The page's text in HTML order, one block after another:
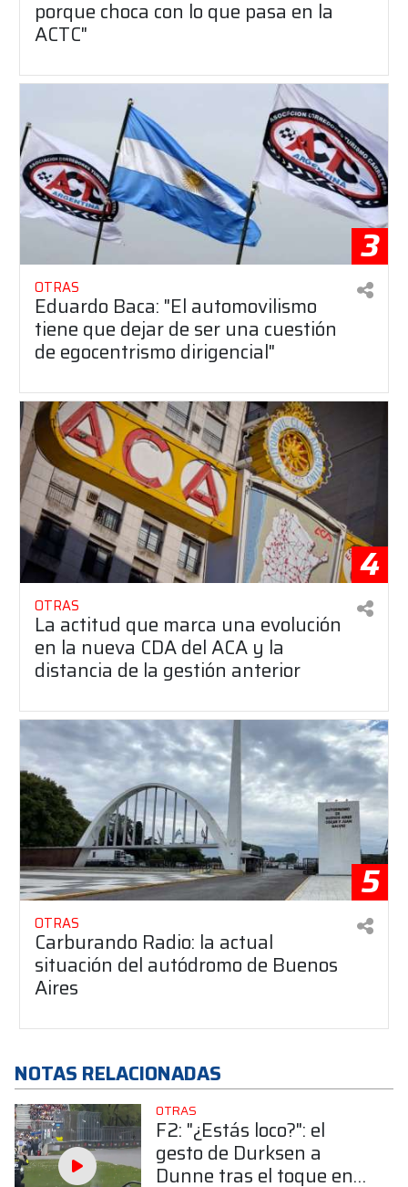
porque choca con lo que pasa en la
ACTC"
3
OTRAS
Eduardo Baca: "El automovilismo
tiene que dejar de ser una cuestión
de egocentrismo dirigencial"
4
OTRAS
La actitud que marca una evolución
en la nueva CDA del ACA y la
distancia de la gestión anterior
5
OTRAS
Carburando Radio: la actual
situación del autódromo de Buenos
Aires
NOTAS RELACIONADAS
OTRAS
F2: "¿Estás loco?": el
gesto de Durksen a
Dunne tras el toque en